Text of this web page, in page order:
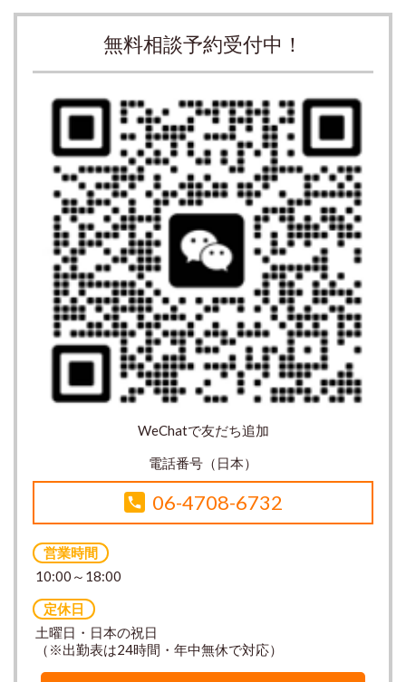
無料相談予約受付中！
WeChatで友だち追加
電話番号（日本）
06-4708-6732
営業時間
10:00～18:00
定休日
土曜日・日本の祝日
（※出勤表は24時間・年中無休で対応）